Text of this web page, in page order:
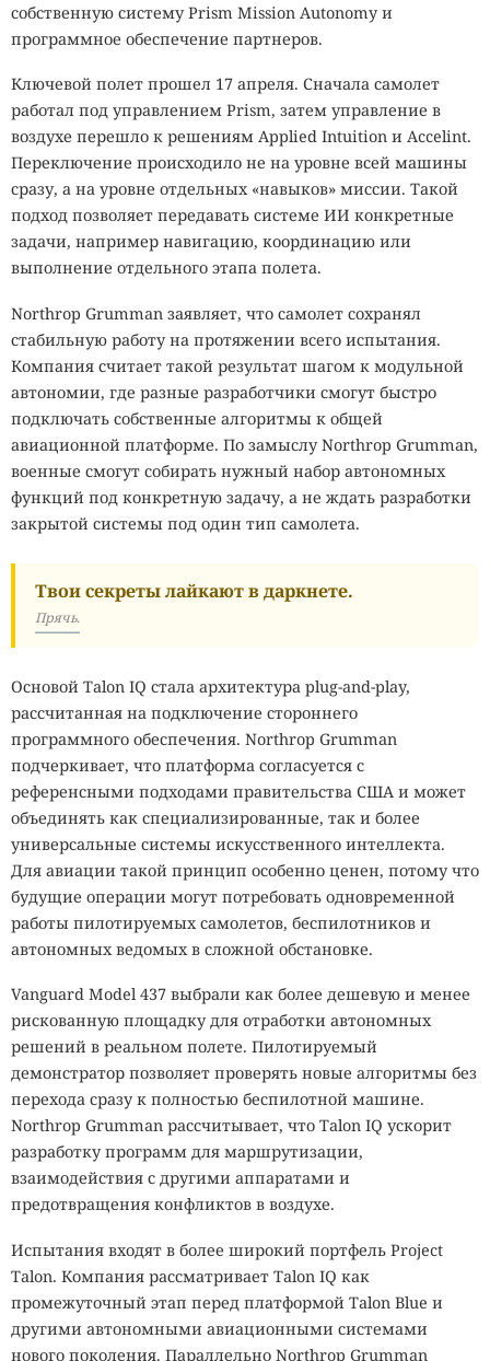
собственную систему Prism Mission Autonomy и
программное обеспечение партнеров.
Ключевой полет прошел 17 апреля. Сначала самолет
работал под управлением Prism, затем управление в
воздухе перешло к решениям Applied Intuition и Accelint.
Переключение происходило не на уровне всей машины
сразу, а на уровне отдельных «навыков» миссии. Такой
подход позволяет передавать системе ИИ конкретные
задачи, например навигацию, координацию или
выполнение отдельного этапа полета.
Northrop Grumman заявляет, что самолет сохранял
стабильную работу на протяжении всего испытания.
Компания считает такой результат шагом к модульной
автономии, где разные разработчики смогут быстро
подключать собственные алгоритмы к общей
авиационной платформе. По замыслу Northrop Grumman,
военные смогут собирать нужный набор автономных
функций под конкретную задачу, а не ждать разработки
закрытой системы под один тип самолета.
Твои секреты лайкают в даркнете.
Прячь.
Основой Talon IQ стала архитектура plug-and-play,
рассчитанная на подключение стороннего
программного обеспечения. Northrop Grumman
подчеркивает, что платформа согласуется с
референсными подходами правительства США и может
объединять как специализированные, так и более
универсальные системы искусственного интеллекта.
Для авиации такой принцип особенно ценен, потому что
будущие операции могут потребовать одновременной
работы пилотируемых самолетов, беспилотников и
автономных ведомых в сложной обстановке.
Vanguard Model 437 выбрали как более дешевую и менее
рискованную площадку для отработки автономных
решений в реальном полете. Пилотируемый
демонстратор позволяет проверять новые алгоритмы без
перехода сразу к полностью беспилотной машине.
Northrop Grumman рассчитывает, что Talon IQ ускорит
разработку программ для маршрутизации,
взаимодействия с другими аппаратами и
предотвращения конфликтов в воздухе.
Испытания входят в более широкий портфель Project
Talon. Компания рассматривает Talon IQ как
промежуточный этап перед платформой Talon Blue и
другими автономными авиационными системами
нового поколения. Параллельно Northrop Grumman